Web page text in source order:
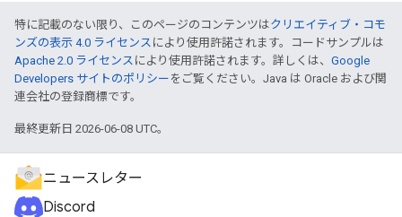
特に記載のない限り、このページのコンテンツはクリエイティブ・コモ
ンズの表示 4.0 ライセンス により使用許諾されます。コードサンプルは
Apache 2.0 ライセンス により使用許諾されます。詳しくは、 Google
Developers サイトのポリシー をご覧ください。Java は Oracle および関
連会社の登録商標です。
最終更新日 2026-06-08 UTC。
ニュースレター
Discord